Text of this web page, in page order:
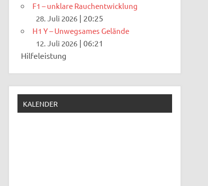
F1 – unklare Rauchentwicklung
28. Juli 2026 | 20:25
H1 Y – Unwegsames Gelände
12. Juli 2026 |06:21
Hilfeleistung
KALENDER